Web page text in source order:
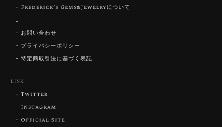
ずっと待ち望んでいたカットを運よく購入できて嬉し
る不思議なカットだと感じました。強い煌めきだけで
はないスフェーンの新たな一面を知ることができて感
Frederick’s Gems&Jewelryについて
お問い合わせ
プライバシーポリシー
特定商取引法に基づく表記
LINK
Twitter
Instagram
Official Site